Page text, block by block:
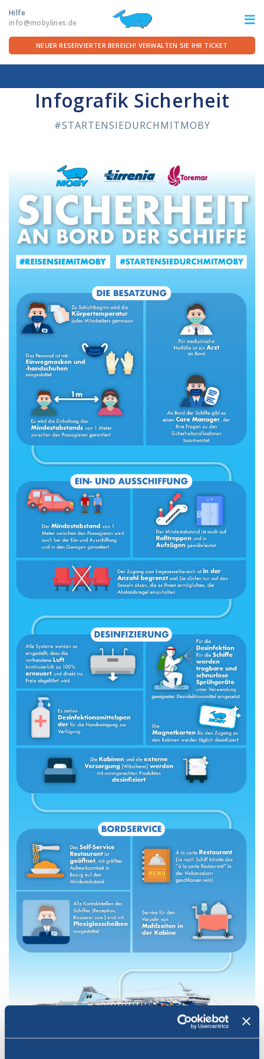
Hilfe
info@mobylines.de
ITA FRA DEU ENG
FÜR DIE ÜBERFAHRT
SERVICE AN BORD
DIE REEDEREI
Online
Hilfeinfo@mobylines.de
NEUER RESERVIERTER BEREICH! VERWALTEN SIE IHR TICKET
Startseite/Die Reederei/Infografic abfahren mit Moby
Infografik Sicherheit
#STARTENSIEDURCHMITMOBY